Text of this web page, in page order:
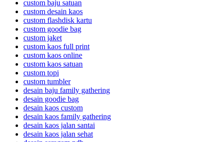
custom baju satuan
custom desain kaos
custom flashdisk kartu
custom goodie bag
custom jaket
custom kaos full print
custom kaos online
custom kaos satuan
custom topi
custom tumbler
desain baju family gathering
desain goodie bag
desain kaos custom
desain kaos family gathering
desain kaos jalan santai
desain kaos jalan sehat